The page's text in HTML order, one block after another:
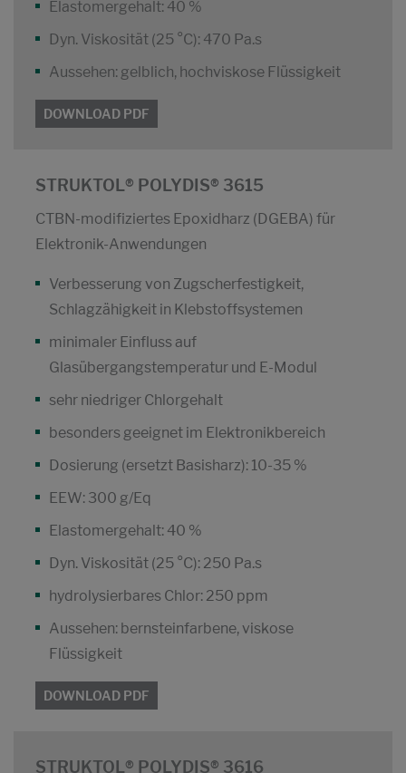
Elastomergehalt: 40 %
Dyn. Viskosität (25 °C): 470 Pa.s
Aussehen: gelblich, hochviskose Flüssigkeit
DOWNLOAD PDF
STRUKTOL® POLYDIS® 3615
CTBN-modifiziertes Epoxidharz (DGEBA) für
Elektronik-Anwendungen
Verbesserung von Zugscherfestigkeit,
Schlagzähigkeit in Klebstoffsystemen
minimaler Einfluss auf
Glasübergangstemperatur und E-Modul
sehr niedriger Chlorgehalt
besonders geeignet im Elektronikbereich
Dosierung (ersetzt Basisharz): 10-35 %
EEW: 300 g/Eq
Elastomergehalt: 40 %
Dyn. Viskosität (25 °C): 250 Pa.s
hydrolysierbares Chlor: 250 ppm
Aussehen: bernsteinfarbene, viskose
Flüssigkeit
DOWNLOAD PDF
STRUKTOL® POLYDIS® 3616